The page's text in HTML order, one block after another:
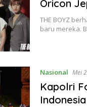
Oricon
THE BOYZ
baru mereka.
Nasional Mei
Kapolri
Indonesia